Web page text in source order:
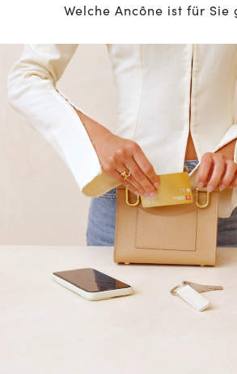
Welche Ancône ist für Sie